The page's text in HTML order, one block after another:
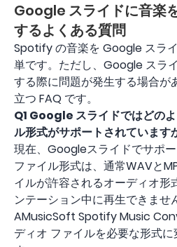
Google スライドに音楽
するよくある質問
Spotify の音楽を Google スラ
単です。ただし、Google スラ
する際に問題が発生する場合が
立つ FAQ です。
Q1 Google スライドではどの
ル形式がサポートされています
現在、Googleスライドでサポ
ファイル形式は、通常WAVと
イルが許容されるオーディオ形
ンテーション中に再生できませ
AMusicSoft Spotify Music
ディオ ファイルを必要な形式